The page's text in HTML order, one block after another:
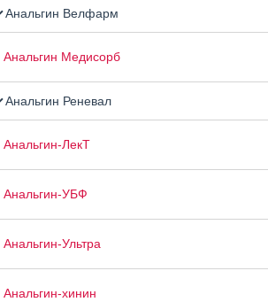
Анальгин Велфарм
Анальгин Медисорб
Анальгин Реневал
Анальгин-ЛекТ
Анальгин-УБФ
Анальгин-Ультра
Анальгин-хинин